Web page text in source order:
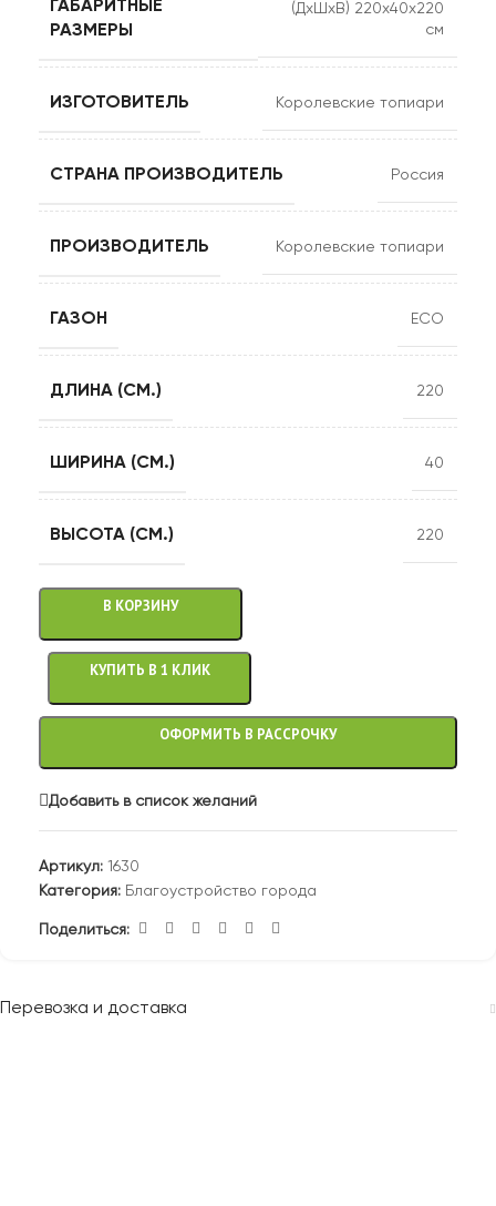
ГАБАРИТНЫЕ
РАЗМЕРЫ
(ДхШхВ) 220х40х220
см
ИЗГОТОВИТЕЛЬ Королевские топиари
СТРАНА ПРОИЗВОДИТЕЛЬ Россия
ПРОИЗВОДИТЕЛЬ Королевские топиари
ГАЗОН ECO
ДЛИНА (СМ.) 220
ШИРИНА (СМ.) 40
ВЫСОТА (СМ.) 220
В КОРЗИНУ
КУПИТЬ В 1 КЛИК
ОФОРМИТЬ В РАССРОЧКУ
Добавить в список желаний
Артикул: 1630
Категория: Благоустройство города
Поделиться:
Перевозка и доставка